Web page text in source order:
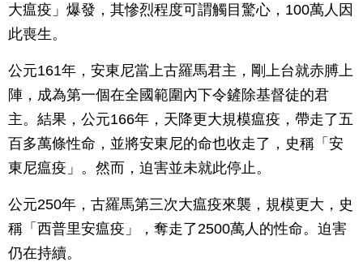
大瘟疫」爆發，其慘烈程度可謂觸目驚心，100萬人因
此喪生。
公元161年，安東尼當上古羅馬君主，剛上台就赤膊上
陣，成為第一個在全國範圍內下令鏟除基督徒的君
主。結果，公元166年，天降更大規模瘟疫，帶走了五
百多萬條性命，並將安東尼的命也收走了，史稱「安
東尼瘟疫」。然而，迫害並未就此停止。
公元250年，古羅馬第三次大瘟疫來襲，規模更大，史
稱「西普里安瘟疫」，奪走了2500萬人的性命。迫害
仍在持續。